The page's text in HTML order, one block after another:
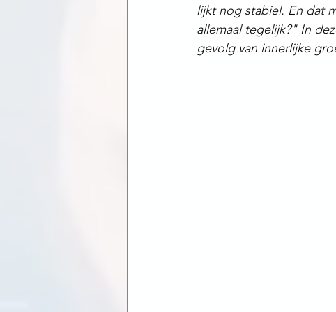
lijkt nog stabiel. En dat
allemaal tegelijk?" In
gevolg van innerlijke